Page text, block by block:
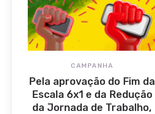
CAMPANHA
Pela aprovação do Fim da
Escala 6x1 e da Redução
da Jornada de Trabalho,